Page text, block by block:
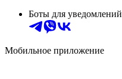
Боты для уведомлений
Мобильное приложение